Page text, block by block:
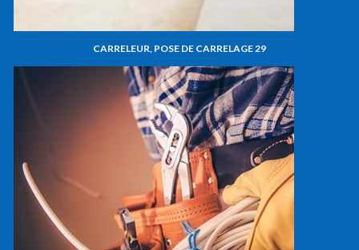
CARRELEUR, POSE DE CARRELAGE 29